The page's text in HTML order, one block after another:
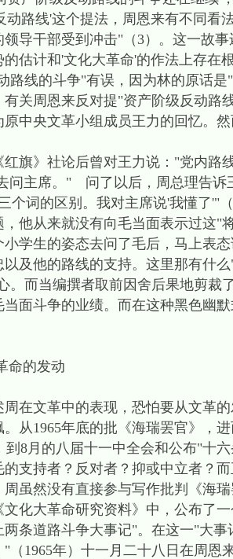
动路线'这个提法，周恩来有不同看
导干部受到冲击"（3）。这一故
估计和'文化大革命'的作法上存在
路线的斗争"有误，因为林的原话
关周恩来反对提"资产阶级反动路
中央文革小组成员王力的回忆。
》社论后曾对王力说："党内路
问主席。" 问了以后，周总理告诉
个词的区别。我对主席说'我懂了'"
他从来就没有向毛当面表示过这"
小学生的姿态去问了毛后，马上表
及他的路线的支持。这里那有什
。而当编撰者取前因舍后果地剪裁
当面斗争的业绩。而在这种黑色幽
的发动
文革中的表现，恐怕要从文革的
从1965年底的批《海瑞罢官》，
到8月的八届十一中全会和公布"十
支持者？反对者？抑或中立者？
虽然没有直接参与写作批判《海
化大革命研究资料》中，公布了
条道路斗争大事记"。在这一"大
（1965年）十一月二十八日在周